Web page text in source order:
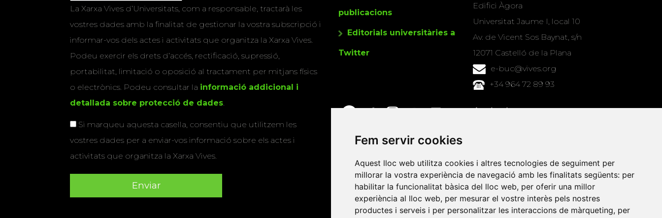
Fem servir cookies
Aquest lloc web utilitza cookies i altres tecnologies de seguiment per
millorar la vostra experiència de navegació amb les finalitats següents: per
habilitar la funcionalitat bàsica del lloc web, per oferir una millor
experiència al lloc web, per mesurar el vostre interès pels nostres
productes i serveis i per personalitzar les interaccions de màrqueting, per
La Xarxa Vives d’Universitats, com a responsable, tractarà les
vostres dades amb la finalitat de gestionar la vostra subscripció i
informar-vos dels actes i activitats que organitza la Xarxa Vives.
Podeu exercir els drets d’accés, rectificació, supressió,
portabilitat, limitació o oposició al tractament per mitjans físics
o electrònics. Podeu consultar la informació addicional i
detallada sobre protecció de dades
Si marqueu aquesta casella, consentiu que utilitzem les
vostres dades per a enviar-vos informació sobre els actes i
activitats que organitza la Xarxa Vives.
publicacions
Editorials universitàries a
Twitter
Edifici Àgora
Universitat Jaume I, local 10
Av. de Vicent Sos Baynat, s/n
12071 Castelló de la Plana
e-buc@vives.org
+34 964 72 89 93
Amb el suport